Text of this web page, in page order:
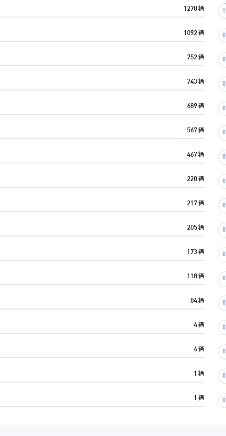
1270辆
1092 辆
752 辆
743 辆
689 辆
567辆
467辆
220辆
217辆
205辆
173 辆
118辆
84辆
4辆
4辆
1 辆
1 辆